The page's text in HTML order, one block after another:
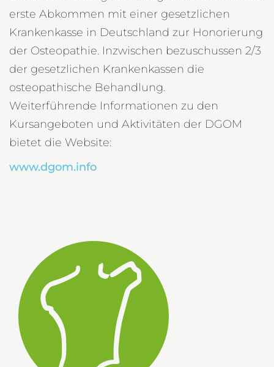
erste Abkommen mit einer gesetzlichen
Krankenkasse in Deutschland zur Honorierung
der Osteopathie. Inzwischen bezuschussen 2/3
der gesetzlichen Krankenkassen die
osteopathische Behandlung.
Weiterführende Informationen zu den
Kursangeboten und Aktivitäten der DGOM
bietet die Website:
www.dgom.info